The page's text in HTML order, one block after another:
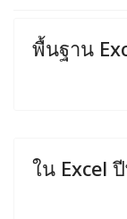
พื้นฐาน
ใน Excel